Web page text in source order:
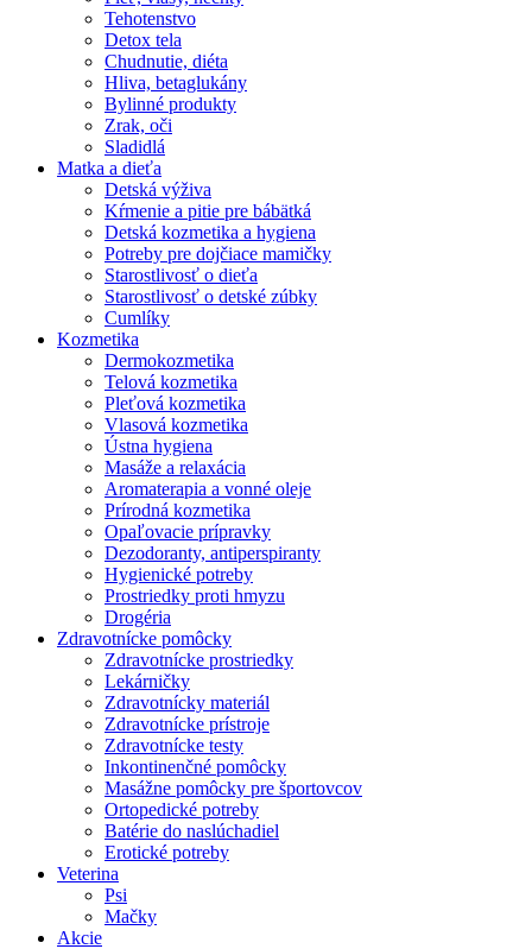
Tehotenstvo
Detox tela
Chudnutie, diéta
Hliva, betaglukány
Bylinné produkty
Zrak, oči
Sladidlá
Matka a dieťa
Detská výživa
Kŕmenie a pitie pre bábätká
Detská kozmetika a hygiena
Potreby pre dojčiace mamičky
Starostlivosť o dieťa
Starostlivosť o detské zúbky
Cumlíky
Kozmetika
Dermokozmetika
Telová kozmetika
Pleťová kozmetika
Vlasová kozmetika
Ústna hygiena
Masáže a relaxácia
Aromaterapia a vonné oleje
Prírodná kozmetika
Opaľovacie prípravky
Dezodoranty, antiperspiranty
Hygienické potreby
Prostriedky proti hmyzu
Drogéria
Zdravotnícke pomôcky
Zdravotnícke prostriedky
Lekárničky
Zdravotnícky materiál
Zdravotnícke prístroje
Zdravotnícke testy
Inkontinenčné pomôcky
Masážne pomôcky pre športovcov
Ortopedické potreby
Batérie do naslúchadiel
Erotické potreby
Veterina
Psi
Mačky
Akcie